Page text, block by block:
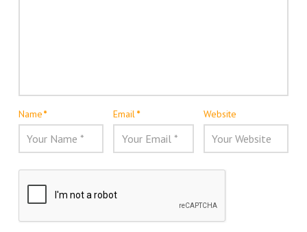
Name* Email* Website